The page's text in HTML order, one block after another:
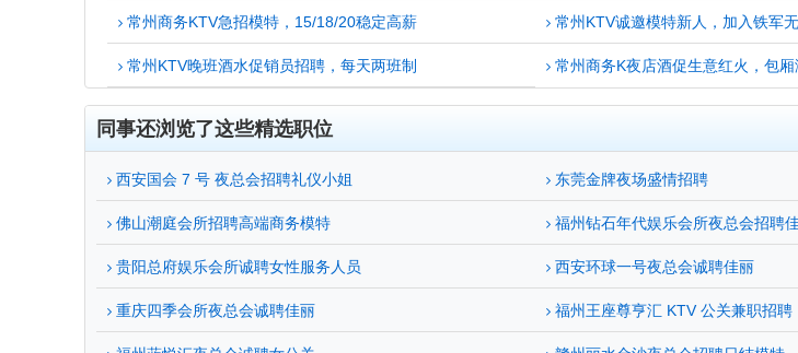
常州商务KTV急招模特，15/18/20稳定高薪 常州KTV诚邀模特新人，加入铁军
常州KTV晚班酒水促销员招聘，每天两班制 常州商务K夜店酒促生意红火，包厢
同事还浏览了这些精选职位
西安国会 7 号 夜总会招聘礼仪小姐 东莞金牌夜场盛情招聘
佛山潮庭会所招聘高端商务模特 福州钻石年代娱乐会所夜总会招聘
贵阳总府娱乐会所诚聘女性服务人员 西安环球一号夜总会诚聘佳丽
重庆四季会所夜总会诚聘佳丽 福州王座尊亨汇 KTV 公关兼职招聘